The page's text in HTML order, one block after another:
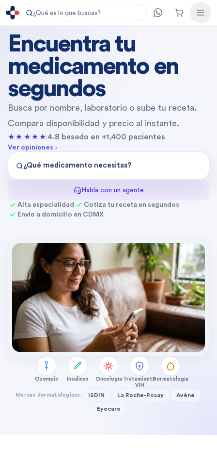
¿Qué es lo que buscas?
Encuentra tu
medicamento en
segundos
Busca por nombre, laboratorio o sube tu receta.
Compara disponibilidad y precio al instante.
★★★★★ 4.8 basado en +1,400 pacientes
Ver opiniones
¿Qué medicamento necesitas?
Habla con un agente
Alta especialidad
Cotiza tu receta en segundos
Envio a domicilio en CDMX
Ozempic Insulinas Oncología Tratamiento
VIH
Dermatología
Marcas dermatológicas: ISDIN La Roche-Posay Avène
Eyecare